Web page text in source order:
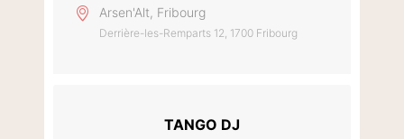
Arsen'Alt, Fribourg
Derrière-les-Remparts 12, 1700 Fribourg
TANGO DJ